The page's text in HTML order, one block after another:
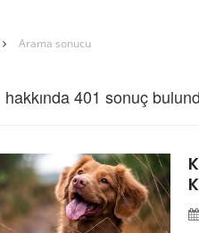
Arama sonucu
hakkında 401 sonuç